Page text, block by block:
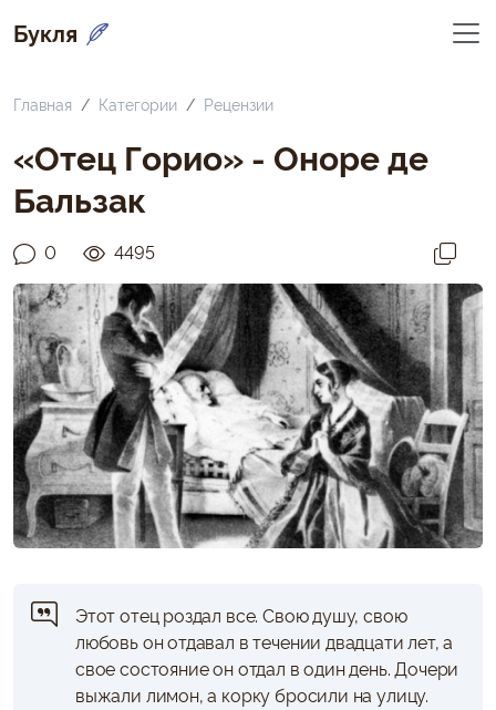
Букля
Главная Категории Рецензии
«Отец Горио» - Оноре де
Бальзак
0 4495
Этот отец роздал все. Свою душу, свою
любовь он отдавал в течении двадцати лет, а
свое состояние он отдал в один день. Дочери
выжали лимон, а корку бросили на улицу.